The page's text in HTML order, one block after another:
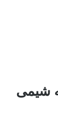
شیمی